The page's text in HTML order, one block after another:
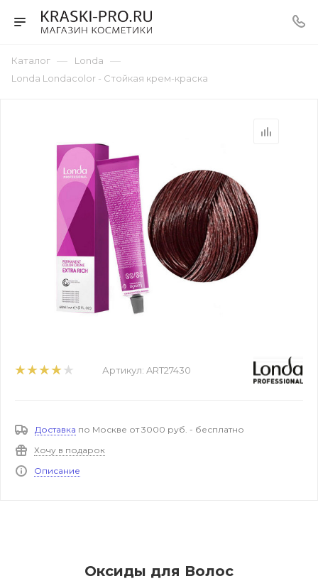
Каталог — Londa —
Londa Londacolor - Стойкая крем-краска
Артикул: ART27430
Доставка по Москве от 3000 руб. - бесплатно
Хочу в подарок
Описание
Оксиды для Волос